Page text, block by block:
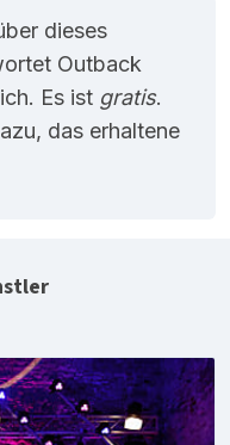
dieses
Outback
Es ist gratis.
das erhaltene